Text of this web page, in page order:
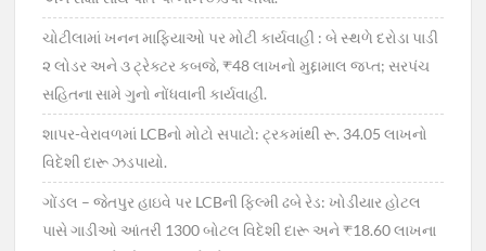
ચોટીલામાં ખનન માફિયાઓ પર મોટી કાર્યવાહી : બે સ્થળે દરોડા પાડી
૨ લોડર અને ૩ ટ્રેક્ટર કબજે, ₹48 લાખનો મુદ્દામાલ જપ્ત; સરપંચ
સહિતના સામે ગુનો નોંધવાની કાર્યવાહી.
શાપર-વેરાવળમાં LCBનો મોટો સપાટો: ટ્રકમાંથી રૂ. 34.05 લાખનો
વિદેશી દારૂ ઝડપાયો.
ગોંડલ – જેતપુર હાઇવે પર LCBની ફિલ્મી ઢબે રેડ: ખોડીયાર હોટલ
પાસે ગાડીઓ આંતરી 1300 બોટલ વિદેશી દારૂ અને ₹18.60 લાખના